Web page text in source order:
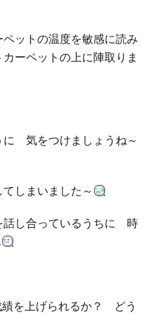
ットの温度を敏感に読み
ペットの上に陣取りま
気をつけましょうね～
しまいました～
話し合っているうちに 時
を上げられるか？ どう